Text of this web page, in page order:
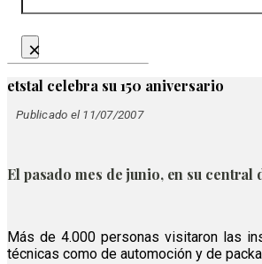
×
etstal celebra su 150 aniversario
Publicado el 11/07/2007
El pasado mes de junio, en su
Más de 4.000 personas visitaron las
técnicas como de automoción y de